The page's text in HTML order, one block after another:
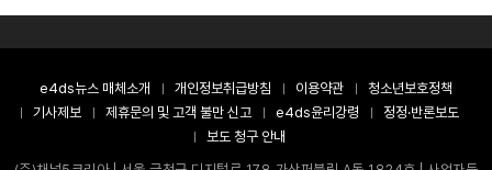
e4ds뉴스 매체소개 개인정보취급방침 이용약관
청소년보호정책
기사제보
제휴문의 및 고객 불만 신고 e4ds윤리강령
정정·반론보도
보도 청구 안내